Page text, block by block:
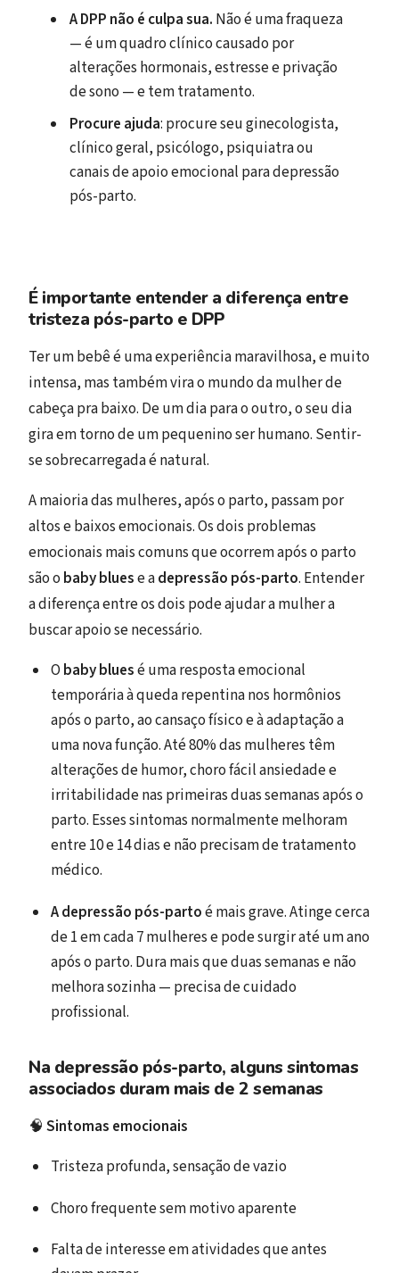
A DPP não é culpa sua. Não é uma fraqueza
— é um quadro clínico causado por
alterações hormonais, estresse e privação
de sono — e tem tratamento.
Procure ajuda: procure seu ginecologista,
clínico geral, psicólogo, psiquiatra ou
canais de apoio emocional para depressão
pós-parto.
É importante entender a diferença entre
tristeza pós-parto e DPP
Ter um bebê é uma experiência maravilhosa, e muito
intensa, mas também vira o mundo da mulher de
cabeça pra baixo. De um dia para o outro, o seu dia
gira em torno de um pequenino ser humano. Sentir-
se sobrecarregada é natural.
A maioria das mulheres, após o parto, passam por
altos e baixos emocionais. Os dois problemas
emocionais mais comuns que ocorrem após o parto
são o baby bluese adepressão pós-parto. Entender
a diferença entre os dois pode ajudar a mulher a
buscar apoio se necessário.
O baby bluesé uma resposta emocional
temporária à queda repentina nos hormônios
após o parto, ao cansaço físico e à adaptação a
uma nova função. Até 80% das mulheres têm
alterações de humor, choro fácil ansiedade e
irritabilidade nas primeiras duas semanas após o
parto. Esses sintomas normalmente melhoram
entre 10 e 14 dias e não precisam de tratamento
médico.
A depressão pós-partoé mais grave. Atinge cerca
de 1 em cada 7 mulheres e pode surgir até um ano
após o parto. Dura mais que duas semanas e não
melhora sozinha — precisa de cuidado
profissional.
Na depressão pós-parto, alguns sintomas
associados duram mais de 2 semanas
🧠 Sintomas emocionais
Tristeza profunda, sensação de vazio
Choro frequente sem motivo aparente
Falta de interesse em atividades que antes